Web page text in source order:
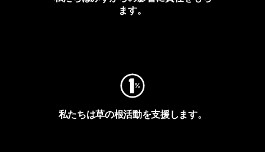
ます。
私たちは草の根活動を支援します。